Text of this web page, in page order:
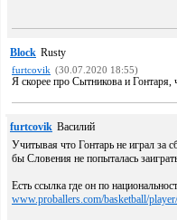
Block Rusty
furtcovik (30.07.2020 18:55)
Я скорее про Сытникова и
furtcovik Василий
Учитывая что Гонтарь не играл за
бы Словения не попыталась
Есть ссылка где он по
www.proballers.com/basketball/